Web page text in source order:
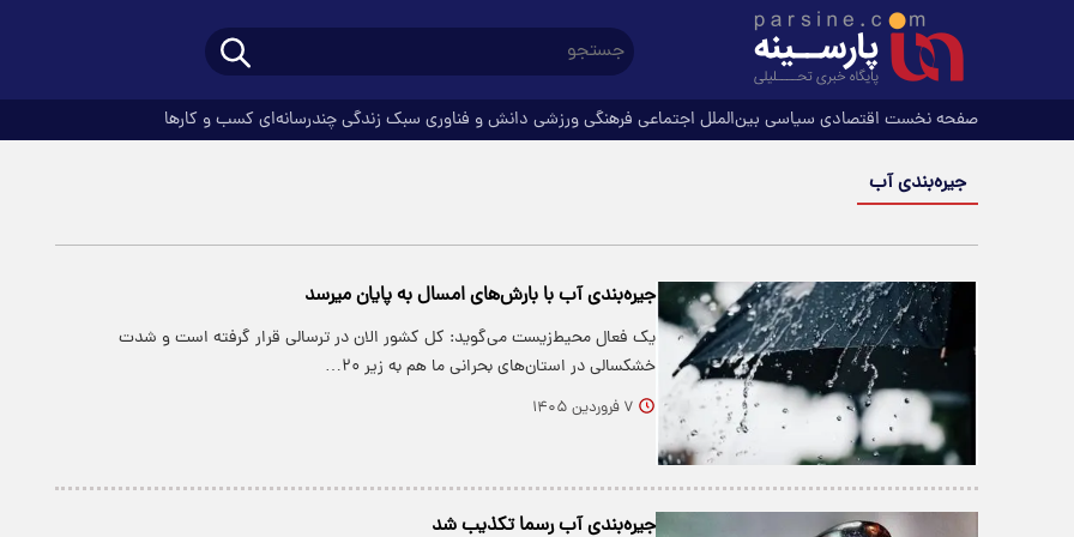
صفحه نخست اقتصادی سیاسی بین‌الملل اجتماعی فرهنگیورزشی دانش و فناوری سبک زندگیچندرسانه‌ای کسب و کارها
جیره‌بندی آب
جیره‌بندی آب با بارش‌های امسال به پایان میرسد
یک فعال محیط‌زیست می‌گوید: کل کشور الان در ترسالی قرار گرفته است و شدت
خشکسالی در استان‌های بحرانی ما هم به زیر ۲۰…
۷ فروردین ۱۴۰۵
جیره‌بندی آب رسما تکذیب شد